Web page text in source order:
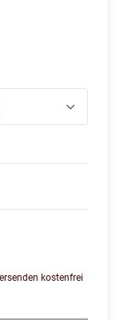
kostenfrei